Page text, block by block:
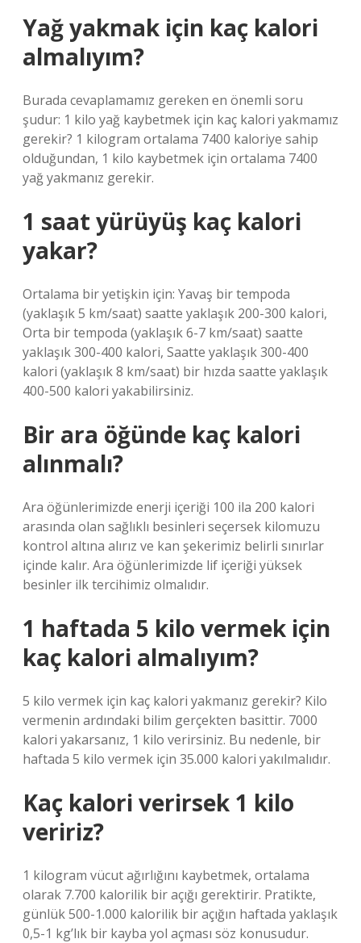
Yağ yakmak için kaç kalori
almalıyım?
Burada cevaplamamız gereken en önemli soru
şudur: 1 kilo yağ kaybetmek için kaç kalori yakmamız
gerekir? 1 kilogram ortalama 7400 kaloriye sahip
olduğundan, 1 kilo kaybetmek için ortalama 7400
yağ yakmanız gerekir.
1 saat yürüyüş kaç kalori
yakar?
Ortalama bir yetişkin için: Yavaş bir tempoda
(yaklaşık 5 km/saat) saatte yaklaşık 200-300 kalori,
Orta bir tempoda (yaklaşık 6-7 km/saat) saatte
yaklaşık 300-400 kalori, Saatte yaklaşık 300-400
kalori (yaklaşık 8 km/saat) bir hızda saatte yaklaşık
400-500 kalori yakabilirsiniz.
Bir ara öğünde kaç kalori
alınmalı?
Ara öğünlerimizde enerji içeriği 100 ila 200 kalori
arasında olan sağlıklı besinleri seçersek kilomuzu
kontrol altına alırız ve kan şekerimiz belirli sınırlar
içinde kalır. Ara öğünlerimizde lif içeriği yüksek
besinler ilk tercihimiz olmalıdır.
1 haftada 5 kilo vermek için
kaç kalori almalıyım?
5 kilo vermek için kaç kalori yakmanız gerekir? Kilo
vermenin ardındaki bilim gerçekten basittir. 7000
kalori yakarsanız, 1 kilo verirsiniz. Bu nedenle, bir
haftada 5 kilo vermek için 35.000 kalori yakılmalıdır.
Kaç kalori verirsek 1 kilo
veririz?
1 kilogram vücut ağırlığını kaybetmek, ortalama
olarak 7.700 kalorilik bir açığı gerektirir. Pratikte,
günlük 500-1.000 kalorilik bir açığın haftada yaklaşık
0,5-1 kg’lık bir kayba yol açması söz konusudur.